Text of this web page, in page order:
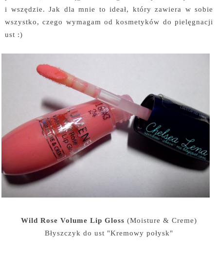
i wszędzie. Jak dla mnie to ideał, który zawiera w sobie
wszystko, czego wymagam od kosmetyków do pielęgnacji
ust :)
Wild Rose Volume Lip Gloss (Moisture & Creme)
Błyszczyk do ust "Kremowy połysk"